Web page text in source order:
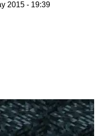
2015 - 19:39